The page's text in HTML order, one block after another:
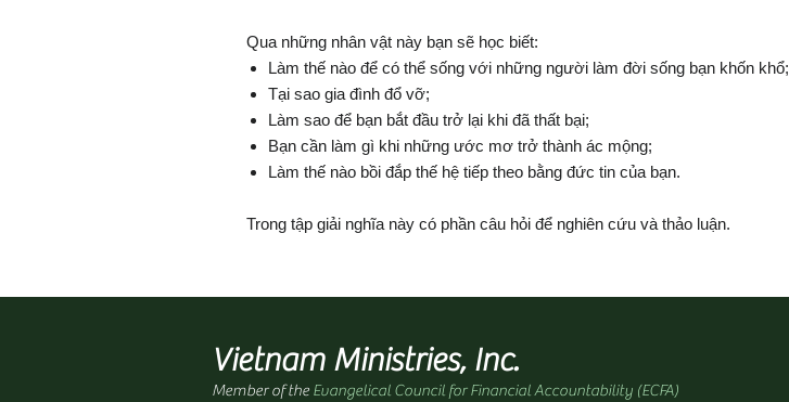
Qua những nhân vật này bạn sẽ học biết:
Làm thế nào để có thể sống với những người làm đời sống bạn khốn khổ;
Tại sao gia đình đổ vỡ;
Làm sao để bạn bắt đầu trở lại khi đã thất bại;
Bạn cần làm gì khi những ước mơ trở thành ác mộng;
Làm thế nào bồi đắp thế hệ tiếp theo bằng đức tin của bạn.
Trong tập giải nghĩa này có phần câu hỏi để nghiên cứu và thảo luận.
Vietnam Ministries, Inc.
Member of the Evangelical Council for Financial Accountability (ECFA)